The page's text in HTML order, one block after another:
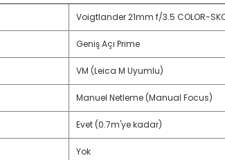
Voigtlander 21mm f/3.5 COLOR-
Geniş Açı Prime
VM (Leica M Uyumlu)
Manuel Netleme (Manual Focus)
Evet (0.7m'ye kadar)
Yok